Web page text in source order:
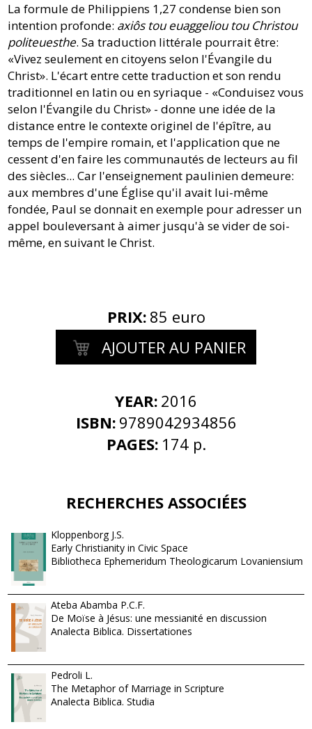
PRIX: 85 euro
AJOUTER AU PANIER
YEAR: 2016
ISBN: 9789042934856
PAGES: 174 p.
RECHERCHES ASSOCIÉES
Kloppenborg J.S.
Early Christianity in Civic Space
Bibliotheca Ephemeridum Theologicarum Lovaniensium
Ateba Abamba P.C.F.
De Moïse à Jésus: une messianité en discussion
Analecta Biblica. Dissertationes
Pedroli L.
The Metaphor of Marriage in Scripture
Analecta Biblica. Studia
La formule de Philippiens 1,27 condense bien son
intention profonde: axiôs tou euaggeliou tou Christou
politeuesthe. Sa traduction littérale pourrait être:
«Vivez seulement en citoyens selon l'Évangile du
Christ». L'écart entre cette traduction et son rendu
traditionnel en latin ou en syriaque - «Conduisez vous
selon l'Évangile du Christ» - donne une idée de la
distance entre le contexte originel de l'épître, au
temps de l'empire romain, et l'application que ne
cessent d'en faire les communautés de lecteurs au fil
des siècles... Car l'enseignement paulinien demeure:
aux membres d'une Église qu'il avait lui-même
fondée, Paul se donnait en exemple pour adresser un
appel bouleversant à aimer jusqu'à se vider de soi-
même, en suivant le Christ.